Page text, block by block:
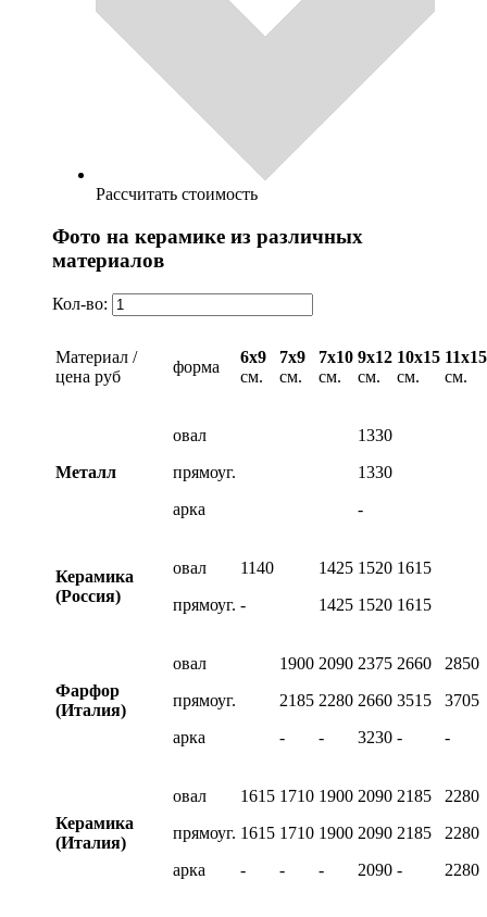
Рассчитать стоимость
Фото на керамике из различных
материалов
Кол-во:
Материал /
цена руб
форма
6х9
см.
7х9
см.
7х10
см.
9х12
см.
10х15
см.
11х15
см.
Металл
овал
прямоуг.
арка
1330
1330
-
Керамика
(Россия)
овал
прямоуг.
1140
-
1425
1425
1520
1520
1615
1615
Фарфор
(Италия)
овал
прямоуг.
арка
1900
2185
-
2090
2280
-
2375
2660
3230
2660
3515
-
2850
3705
-
Керамика
(Италия)
овал
прямоуг.
арка
1615
1615
-
1710
1710
-
1900
1900
-
2090
2090
2090
2185
2185
-
2280
2280
2280